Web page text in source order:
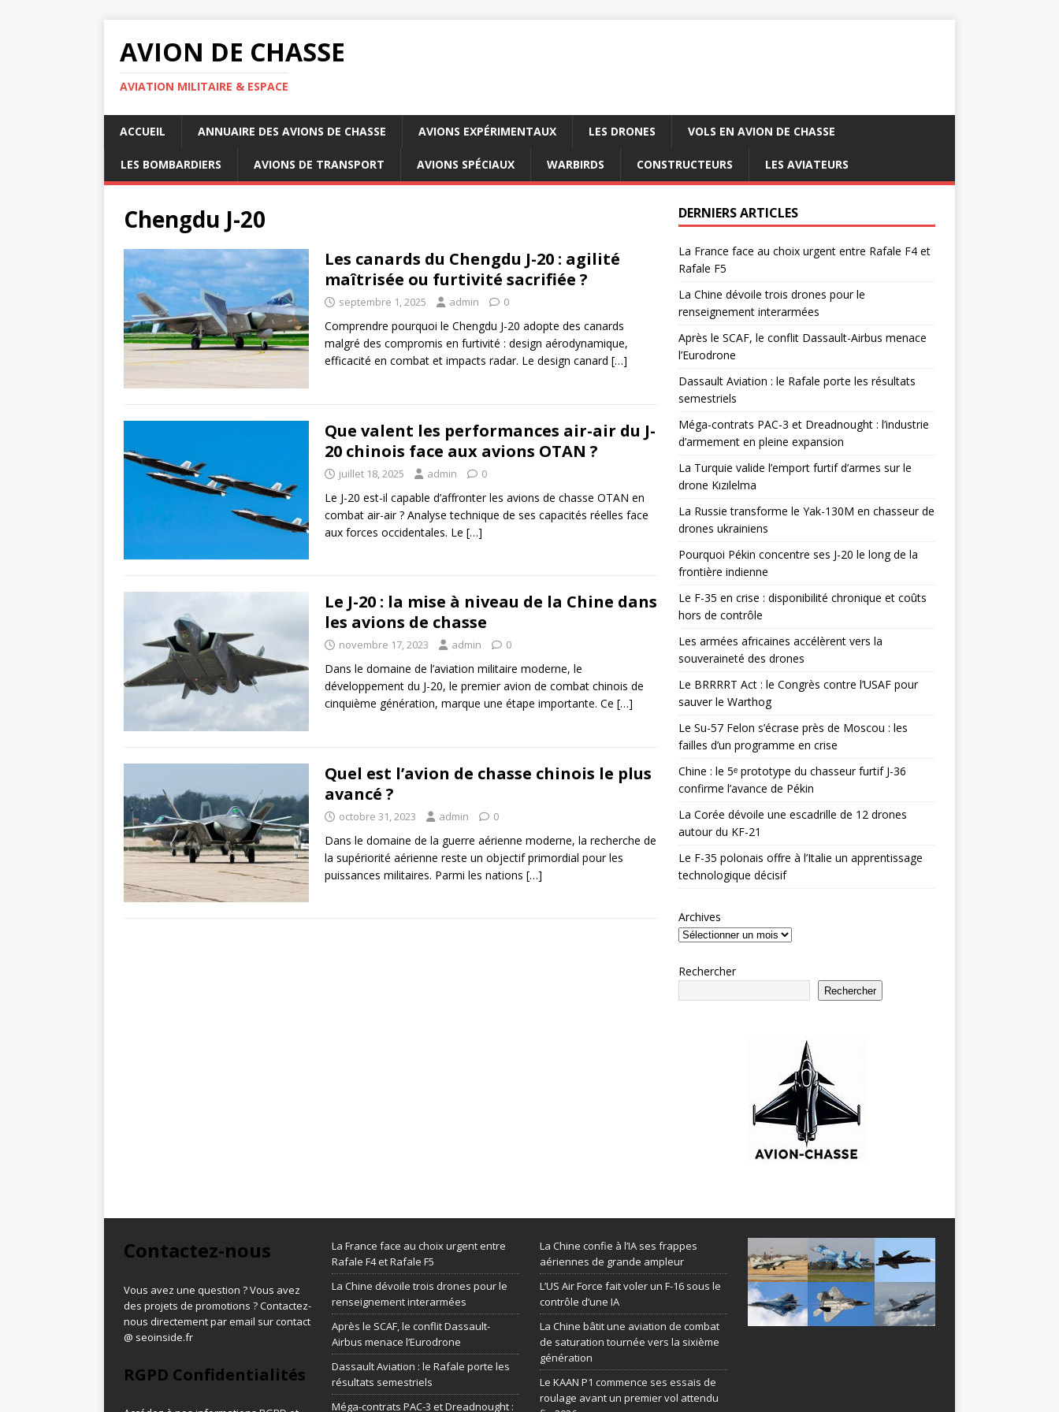
AVION DE CHASSE
AVIATION MILITAIRE & ESPACE
ACCUEIL ANNUAIRE DES AVIONS DE CHASSE AVIONS EXPÉRIMENTAUX LES DRONES VOLS EN AVION DE CHASSE
LES BOMBARDIERS AVIONS DE TRANSPORT AVIONS SPÉCIAUX WARBIRDS CONSTRUCTEURS LES AVIATEURS
Chengdu J-20
Les canards du Chengdu J-20 : agilité
maîtrisée ou furtivité sacrifiée ?
septembre 1, 2025 admin 0
Comprendre pourquoi le Chengdu J-20 adopte des canards
malgré des compromis en furtivité : design aérodynamique,
efficacité en combat et impacts radar. Le design canard […]
Que valent les performances air-air du J-
20 chinois face aux avions OTAN ?
juillet 18, 2025 admin 0
Le J-20 est-il capable d’affronter les avions de chasse OTAN en
combat air-air ? Analyse technique de ses capacités réelles face
aux forces occidentales. Le […]
Le J-20 : la mise à niveau de la Chine dans
les avions de chasse
novembre 17, 2023 admin 0
Dans le domaine de l’aviation militaire moderne, le
développement du J-20, le premier avion de combat chinois de
cinquième génération, marque une étape importante. Ce […]
Quel est l’avion de chasse chinois le plus
avancé ?
octobre 31, 2023 admin 0
Dans le domaine de la guerre aérienne moderne, la recherche de
la supériorité aérienne reste un objectif primordial pour les
puissances militaires. Parmi les nations […]
DERNIERS ARTICLES
La France face au choix urgent entre Rafale F4 et
Rafale F5
La Chine dévoile trois drones pour le
renseignement interarmées
Après le SCAF, le conflit Dassault-Airbus menace
l’Eurodrone
Dassault Aviation : le Rafale porte les résultats
semestriels
Méga-contrats PAC-3 et Dreadnought : l’industrie
d’armement en pleine expansion
La Turquie valide l’emport furtif d’armes sur le
drone Kızılelma
La Russie transforme le Yak-130M en chasseur de
drones ukrainiens
Pourquoi Pékin concentre ses J-20 le long de la
frontière indienne
Le F-35 en crise : disponibilité chronique et coûts
hors de contrôle
Les armées africaines accélèrent vers la
souveraineté des drones
Le BRRRRT Act : le Congrès contre l’USAF pour
sauver le Warthog
Le Su-57 Felon s’écrase près de Moscou : les
failles d’un programme en crise
Chine : le 5ᵉ prototype du chasseur furtif J-36
confirme l’avance de Pékin
La Corée dévoile une escadrille de 12 drones
autour du KF-21
Le F-35 polonais offre à l’Italie un apprentissage
technologique décisif
Archives
Rechercher
Rechercher
Contactez-nous
Vous avez une question ? Vous avez
des projets de promotions ? Contactez-
nous directement par email sur contact
@ seoinside.fr
RGPD Confidentialités
La France face au choix urgent entre
Rafale F4 et Rafale F5
La Chine dévoile trois drones pour le
renseignement interarmées
Après le SCAF, le conflit Dassault-
Airbus menace l’Eurodrone
Dassault Aviation : le Rafale porte les
résultats semestriels
Méga-contrats PAC-3 et Dreadnought :
La Chine confie à l’IA ses frappes
aériennes de grande ampleur
L’US Air Force fait voler un F-16 sous le
contrôle d’une IA
La Chine bâtit une aviation de combat
de saturation tournée vers la sixième
génération
Le KAAN P1 commence ses essais de
roulage avant un premier vol attendu